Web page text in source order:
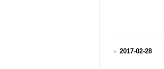
2017-02-28